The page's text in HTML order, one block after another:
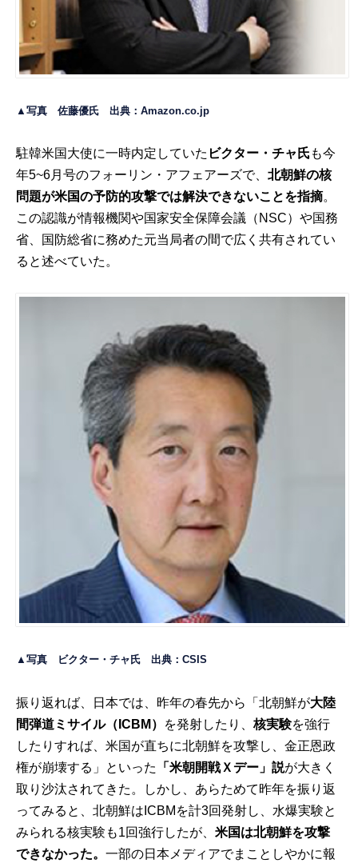
▲写真 佐藤優氏 出典：Amazon.co.jp
駐韓米国大使に一時内定していた ビクター・チャ氏 も今
年5~6月号のフォーリン・アフェアーズで、北朝鮮の核
問題が米国の予防的攻撃では解決できないことを指摘。
この認識が情報機関や国家安全保障会議（NSC）や国務
省、国防総省に務めた元当局者の間で広く共有されてい
ると述べていた。
▲写真 ビクター・チャ氏 出典：CSIS
振り返れば、日本では、昨年の春先から「北朝鮮が大陸
間弾道ミサイル（ICBM）
を発射したり、核実験を強行
したりすれば、米国が直ちに北朝鮮を攻撃し、金正恩政
権が崩壊する」といった
「米朝開戦Ｘデー」説が大きく
取り沙汰されてきた。しかし、あらためて昨年を振り返
ってみると、北朝鮮はICBMを計3回発射し、水爆実験と
みられる核実験も1回強行したが、米国は北朝鮮を攻撃
できなかった。一部の日本メディアでまことしやかに報